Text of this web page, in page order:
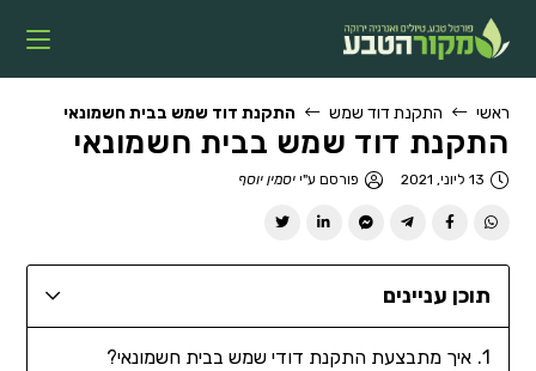
ראשי התקנת דוד שמש התקנת דוד שמש בבית חשמונאי
התקנת דוד שמש בבית חשמונאי
13 ליוני, 2021 פורסם ע"ייסמין יוסף
תוכן עניינים
איך מתבצעת התקנת דודי שמש בבית חשמונאי?